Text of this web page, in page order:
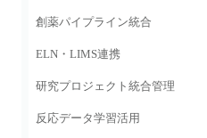
創薬パイプライン統合
ELN・LIMS連携
研究プロジェクト統合管理
反応データ学習活用